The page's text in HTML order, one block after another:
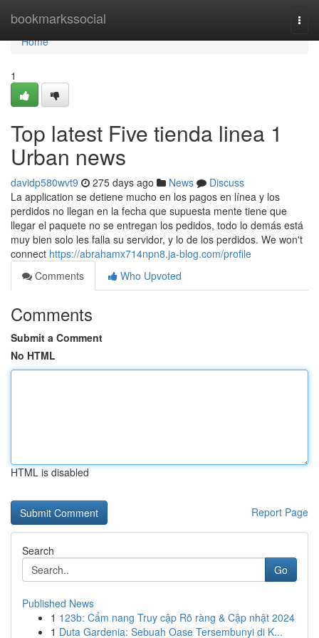
bookmarkssocial
Home
Home
1
Top latest Five tienda linea 1
Urban news
davidp580wvt9 275 days ago News
Discuss
La application se detiene mucho en los pagos en línea y los
perdidos no llegan en la fecha que supuesta mente tiene que
llegar el paquete no se entregan los pedidos, todo lo demás está
muy bien solo les falla su servidor, y lo de los perdidos. We won't
connect https://abrahamx714npn8.ja-blog.com/profile
Comments
Who Upvoted
Comments
Submit a Comment
No HTML
HTML is disabled
Report Page
Search
Go
Published News
1 123b: Cẩm nang Truy cập Rõ ràng & Cập nhật 2024
1 Duta Gardenia: Sebuah Oase Tersembunyi di K...